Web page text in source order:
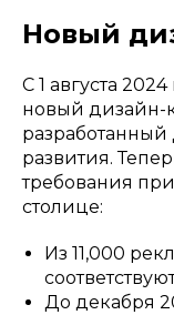
Новый
С 1 августа
новый дизайн-
развития.
требования
столице:
Из 11,000
До декабря